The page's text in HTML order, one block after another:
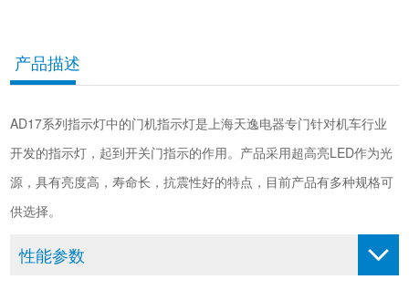
产品描述
AD17系列指示灯中的门机指示灯是上海天逸电器专门针对机车行业
开发的指示灯，起到开关门指示的作用。产品采用超高亮LED作为光
源，具有亮度高，寿命长，抗震性好的特点，目前产品有多种规格可
供选择。
性能参数